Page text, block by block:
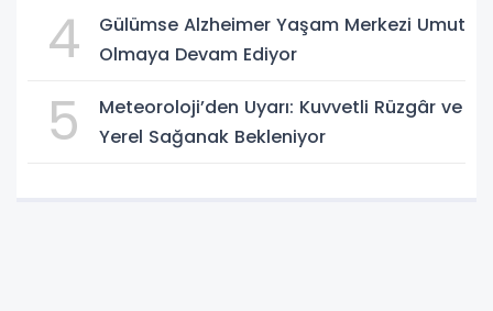
4
Gülümse Alzheimer Yaşam Merkezi Umut
Olmaya Devam Ediyor
5
Meteoroloji’den Uyarı: Kuvvetli Rüzgâr ve
Yerel Sağanak Bekleniyor